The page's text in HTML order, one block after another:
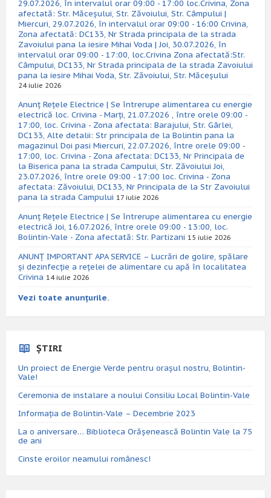
29.07.2026, în intervalul orar 09:00 - 17:00 loc.Crivina, Zona
afectată: Str. Măceșului, Str. Zăvoiului, Str. Câmpului |
Miercuri, 29.07.2026, în intervalul orar 09:00 - 16:00 Crivina,
Zona afectată: DC133, Nr Strada principala de la strada
Zavoiului pana la iesire Mihai Voda | Joi, 30.07.2026, în
intervalul orar 09:00 - 17:00, loc.Crivina Zona afectată:Str.
Câmpului, DC133, Nr Strada principala de la strada Zavoiului
pana la iesire Mihai Voda, Str. Zăvoiului, Str. Măceșului
24 iulie 2026
Anunț Rețele Electrice | Se întrerupe alimentarea cu energie
electrică loc. Crivina - Marți, 21.07.2026 , între orele 09:00 -
17:00, loc. Crivina - Zona afectata: Barajului, Str. Gârlei,
DC133, Alte detalii: Str principala de la Bolintin pana la
magazinul Doi pasi Miercuri, 22.07.2026, între orele 09:00 -
17:00, loc. Crivina - Zona afectata: DC133, Nr Principala de
la Biserica pana la strada Campului, Str. Zăvoiului Joi,
23.07.2026, între orele 09:00 - 17:00 loc. Crivina - Zona
afectata: Zăvoiului, DC133, Nr Principala de la Str Zavoiului
pana la strada Campului 17 iulie 2026
Anunț Rețele Electrice | Se întrerupe alimentarea cu energie
electrică Joi, 16.07.2026, între orele 09:00 - 13:00, loc.
Bolintin-Vale - Zona afectată: Str. Partizani 15 iulie 2026
ANUNȚ IMPORTANT APA SERVICE – Lucrări de golire, spălare
și dezinfecție a rețelei de alimentare cu apă în localitatea
Crivina 14 iulie 2026
Vezi toate anunțurile.
ȘTIRI
Un proiect de Energie Verde pentru orașul nostru, Bolintin-
Vale!
Ceremonia de instalare a noului Consiliu Local Bolintin-Vale
Informația de Bolintin-Vale – Decembrie 2023
La o aniversare… Biblioteca Orăşenească Bolintin Vale la 75
de ani
Cinste eroilor neamului românesc!